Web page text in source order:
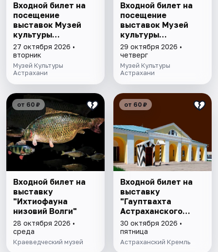
Входной билет на
посещение
выставок Музей
культуры
Астрахани
27 октября 2026 •
вторник
Музей Культуры
Астрахани
Входной билет на
посещение
выставок Музей
культуры
Астрахани
29 октября 2026 •
четверг
Музей Культуры
Астрахани
от 60 ₽
Входной билет на
выставку
"Ихтиофауна
низовий Волги"
28 октября 2026 •
среда
Краеведческий музей
от 60 ₽
Входной билет на
выставку
"Гауптвахта
Астраханского
гарнизона. XIX в."
30 октября 2026 •
пятница
Астраханский Кремль